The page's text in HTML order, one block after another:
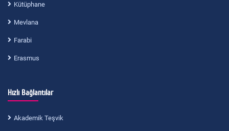
Kütüphane
Mevlana
Farabi
Erasmus
Hızlı Bağlantılar
Akademik Teşvik